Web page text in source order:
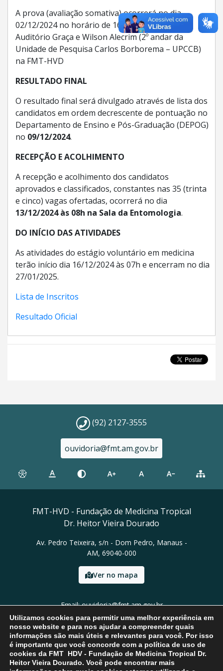
A prova (avaliação somativa) ocorrerá no dia
02/12/2024 no horário de 16 às 18 horas no
Auditório Graça e Wilson Alecrim (2º andar da
Unidade de Pesquisa Carlos Borborema – UPCCB)
na FMT-HVD
RESULTADO FINAL
O resultado final será divulgado através de lista dos
candidatos em ordem decrescente de pontuação no
Departamento de Ensino e Pós-Graduação (DEPOG)
no 09/12/2024.
RECEPÇÃO E ACOLHIMENTO
A recepção e acolhimento dos candidatos
aprovados e classificados, constantes nas 35 (trinta
e cinco) vagas ofertadas, ocorrerá no dia
13/12/2024 às 08h na Sala da Entomologia.
DO INÍCIO DAS ATIVIDADES
As atividades do estágio voluntário em medicina
terão início dia 16/12/2024 às 07h e encerram no dia
27/01/2025.
Lista de Inscritos
Resultado Oficial
(92) 2127-3555
ouvidoria@fmt.am.gov.br
FMT-HVD - Fundação de Medicina Tropical
Dr. Heitor Vieira Dourado
Av. Pedro Teixeira, s/n - Dom Pedro, Manaus -
AM, 69040-000
Ver no mapa
Email: ouvidoria@fmt.am.gov.br
Tel: (92) 2127-3555
Utilizamos cookies para permitir uma melhor experiência em
nosso website e para nos ajudar a compreender quais
informações são mais úteis e relevantes para você. Por isso
é importante que você concorde com a política de uso de
cookies da FMT HDV - Fundação de Medicina Tropical Dr.
Heitor Vieira Dourado. Você pode encontrar mais